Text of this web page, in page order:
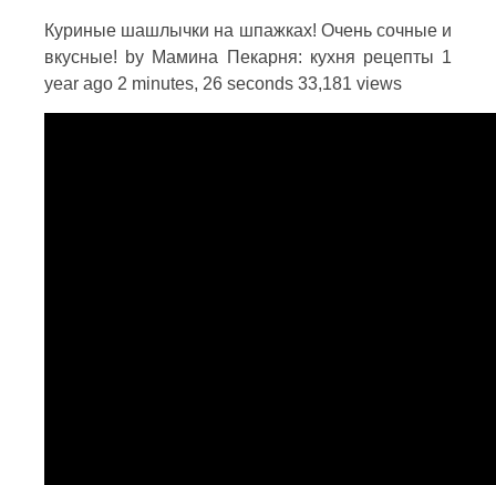
Куриные шашлычки на шпажках! Очень сочные и
вкусные! by Мамина Пекарня: кухня рецепты 1
year ago 2 minutes, 26 seconds 33,181 views